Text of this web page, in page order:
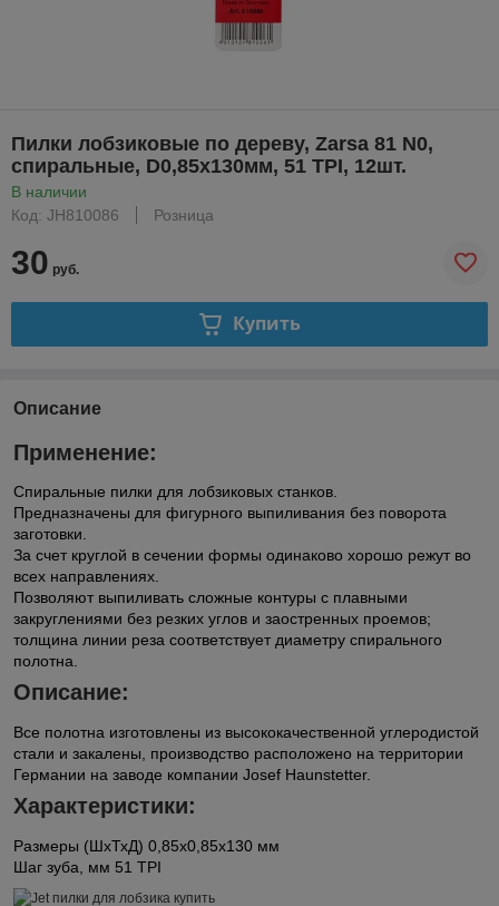
Пилки лобзиковые по дереву, Zarsa 81 N0,
спиральные, D0,85х130мм, 51 TPI, 12шт.
В наличии
Код: JH810086
Розница
30 руб.
Купить
Описание
Применение:
Спиральные пилки для лобзиковых станков.
Предназначены для фигурного выпиливания без поворота
заготовки.
За счет круглой в сечении формы одинаково хорошо режут во
всех направлениях.
Позволяют выпиливать сложные контуры с плавными
закруглениями без резких углов и заостренных проемов;
толщина линии реза соответствует диаметру спирального
полотна.
Описание:
Все полотна изготовлены из высококачественной углеродистой
стали и закалены, производство расположено на территории
Германии на заводе компании Josef Haunstetter.
Характеристики:
Размеры (ШхТхД) 0,85х0,85х130 мм
Шаг зуба, мм 51 TPI